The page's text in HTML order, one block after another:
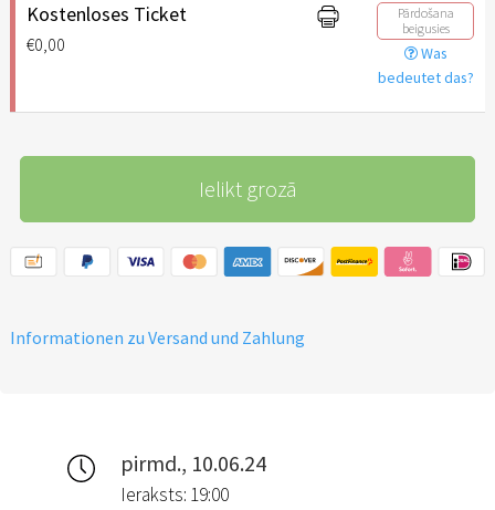
Kostenloses Ticket
€0,00
Pārdošana
beigusies
Was
bedeutet das?
Ielikt grozā
Informationen zu Versand und Zahlung
pirmd., 10.06.24
Ieraksts: 19:00